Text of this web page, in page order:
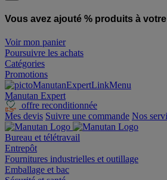
Vous avez ajouté % produits à
Voir mon panier
Poursuivre les achats
Catégories
Promotions
Manutan Expert
offre reconditionnée
Mes devis Suivre une commande Nos
Bureau et télétravail
Entrepôt
Fournitures industrielles et outillage
Emballage et bac